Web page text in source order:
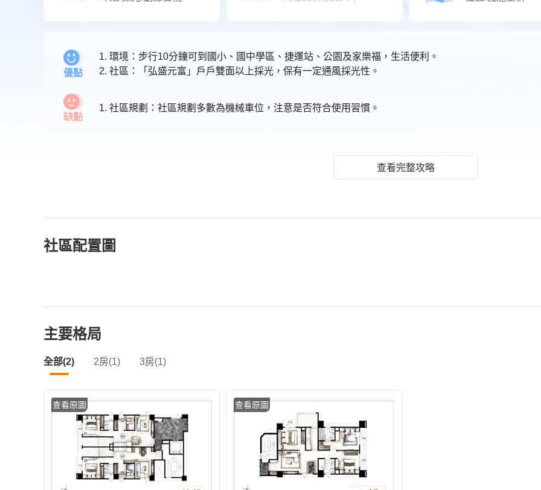
優點
1. 環境：步行10分鐘可到國小、國中學區、捷運站、公園及家樂福，生活便利。
2. 社區：「弘盛元富」戶戶雙面以上採光，保有一定通風採光性。
缺點
1. 社區規劃：社區規劃多數為機械車位，注意是否符合使用習慣。
查看完整攻略
社區配置圖
主要格局
全部(2) 2房(1) 3房(1)
查看原圖 查看原圖